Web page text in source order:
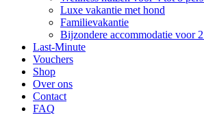
Luxe vakantie met hond
Familievakantie
Bijzondere accommodatie voor
Last-Minute
Vouchers
Shop
Over ons
Contact
FAQ